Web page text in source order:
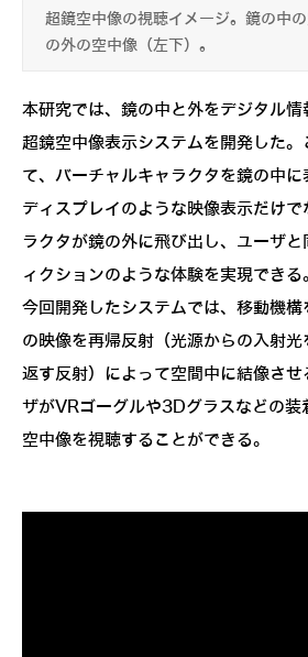
超鏡空中像の視聴イメージ。鏡の中
の外の空中像（左下）。
本研究では、鏡の中と外をデジタル
超鏡空中像表示システムを開発した。
て、バーチャルキャラクタを鏡の中
ディスプレイのような映像表示だけ
ラクタが鏡の外に飛び出し、ユーザ
ィクションのような体験を実現できる
今回開発したシステムでは、移動機構
の映像を再帰反射（光源からの入射
返す反射）によって空間中に結像さ
ザがVRゴーグルや3Dグラスなどの装
空中像を視聴することができる。